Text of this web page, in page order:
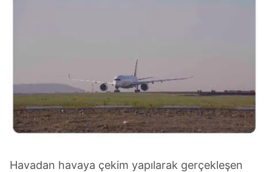
ziyaret edebilirsiniz.
6698 sayılı Kişisel Verilerin Korunması Kanunu uyarınca
hazırlanmış Aydınlatma Metnimizi okumak ve sitemizde
ilgili mevzuata uygun olarak kullanılan çerezlerle ilgili bilgi
Havadan havaya çekim yapılarak gerçekleşen